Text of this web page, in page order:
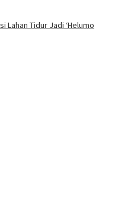
Lahan Tidur Jadi ‘Helumo